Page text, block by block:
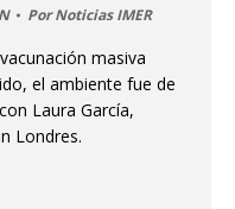
PorNoticias IMER
masiva
el ambiente fue de
Laura García,
Londres.